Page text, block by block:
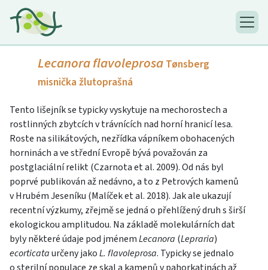
Lecanora flavoleprosa Tønsberg
misnička žlutoprašná
Tento lišejník se typicky vyskytuje na mechorostech a
rostlinných zbytcích v trávnících nad horní hranicí lesa.
Roste na silikátových, nezřídka vápníkem obohacených
horninách a ve střední Evropě bývá považován za
postglaciální relikt (Czarnota et al. 2009). Od nás byl
poprvé publikován až nedávno, a to z Petrových kamenů
v Hrubém Jeseníku (Malíček et al. 2018). Jak ale ukazují
recentní výzkumy, zřejmě se jedná o přehlížený druh s širší
ekologickou amplitudou. Na základě molekulárních dat
byly některé údaje pod jménemLecanora (Lepraria)
ecorticataurčeny jakoL. flavoleprosa. Typicky se jednalo